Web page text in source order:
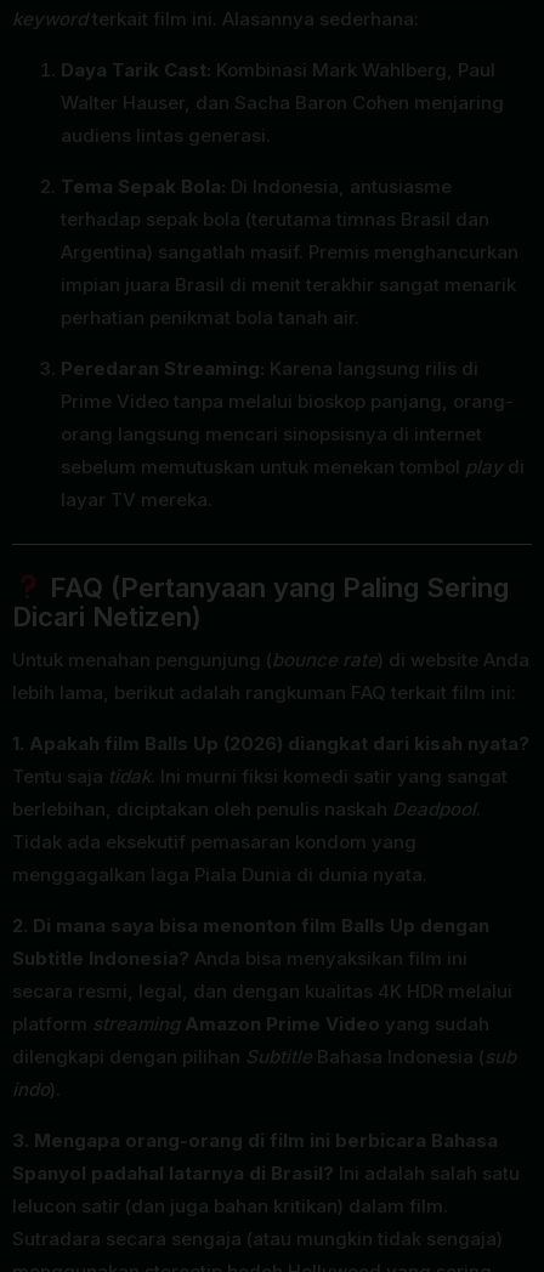
keywordterkait film ini. Alasannya sederhana:
Daya Tarik Cast: Kombinasi Mark Wahlberg, Paul
Walter Hauser, dan Sacha Baron Cohen menjaring
audiens lintas generasi.
Tema Sepak Bola: Di Indonesia, antusiasme
terhadap sepak bola (terutama timnas Brasil dan
Argentina) sangatlah masif. Premis menghancurkan
impian juara Brasil di menit terakhir sangat menarik
perhatian penikmat bola tanah air.
Peredaran Streaming: Karena langsung rilis di
Prime Video tanpa melalui bioskop panjang, orang-
orang langsung mencari sinopsisnya di internet
sebelum memutuskan untuk menekan tombol playdi
layar TV mereka.
FAQ (Pertanyaan yang Paling Sering
Dicari Netizen)
Untuk menahan pengunjung (bounce rate) di website Anda
lebih lama, berikut adalah rangkuman FAQ terkait film ini:
1. Apakah film Balls Up (2026) diangkat dari kisah nyata?
Tentu saja tidak. Ini murni fiksi komedi satir yang sangat
berlebihan, diciptakan oleh penulis naskah Deadpool.
Tidak ada eksekutif pemasaran kondom yang
menggagalkan laga Piala Dunia di dunia nyata.
2. Di mana saya bisa menonton film Balls Up dengan
Subtitle Indonesia? Anda bisa menyaksikan film ini
secara resmi, legal, dan dengan kualitas 4K HDR melalui
platform streaming Amazon Prime Video yang sudah
dilengkapi dengan pilihan Subtitle Bahasa Indonesia (sub
indo).
3. Mengapa orang-orang di film ini berbicara Bahasa
Spanyol padahal latarnya di Brasil? Ini adalah salah satu
lelucon satir (dan juga bahan kritikan) dalam film.
Sutradara secara sengaja (atau mungkin tidak sengaja)